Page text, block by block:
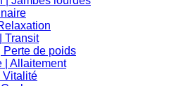
Transit
Perte de poids
| Allaitement
Vitalité